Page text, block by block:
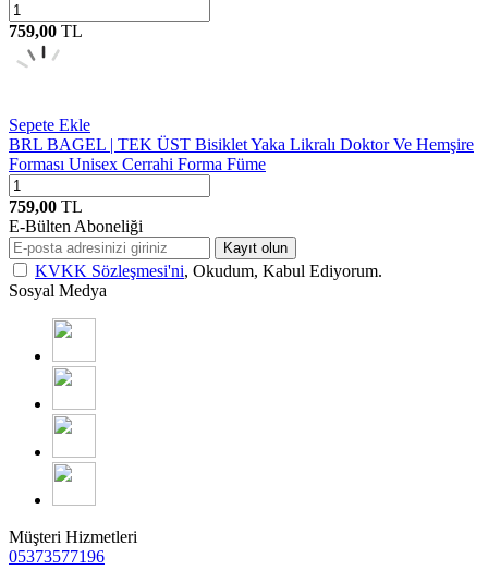
759,00 TL
Sepete Ekle
BRL BAGEL | TEK ÜST Bisiklet Yaka Likralı Doktor Ve Hemşire
Forması Unisex Cerrahi Forma Füme
759,00 TL
E-Bülten Aboneliği
Kayıt olun
KVKK Sözleşmesi'ni, Okudum, Kabul Ediyorum.
Sosyal Medya
Müşteri Hizmetleri
05373577196